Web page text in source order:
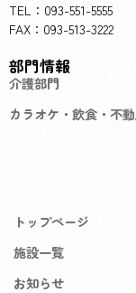
TEL：093-551-5555
FAX：093-513-3222
部門情報
介護部門
カラオケ・飲食・不
トップページ
施設一覧
お知らせ